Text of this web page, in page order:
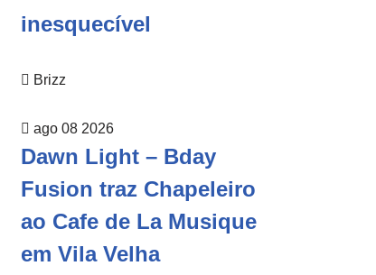
inesquecível
Brizz
ago 08 2026
Dawn Light – Bday
Fusion traz Chapeleiro
ao Cafe de La Musique
em Vila Velha